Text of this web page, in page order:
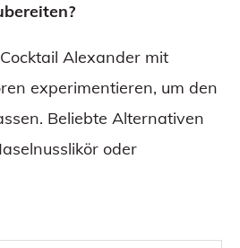
Alexander mit
experimentieren, um den
Beliebte Alternativen
oder